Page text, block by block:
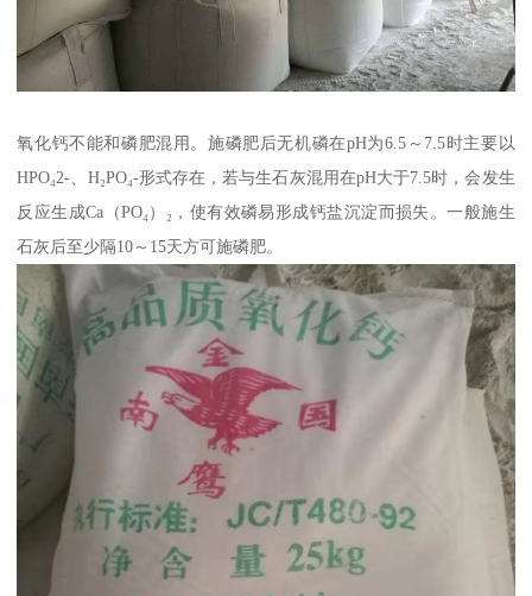
氧化钙不能和磷肥混用。施磷肥后无机磷在pH为6.5～7.5时主要以
HPO₄2-、H₂PO₄-形式存在，若与生石灰混用在pH大于7.5时，会发生
反应生成Ca（PO₄）₂，使有效磷易形成钙盐沉淀而损失。一般施生
石灰后至少隔10～15天方可施磷肥。